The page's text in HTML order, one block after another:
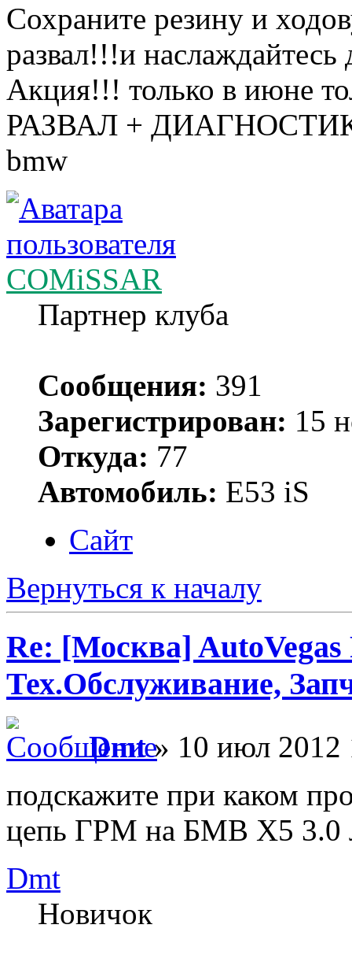
Сохраните резину и
развал!!!и
Акция!!! только в июне
РАЗВАЛ +
bmw
COMiSSAR
Партнер клуба
Сообщения: 391
Зарегистрирован: 15
Откуда: 77
Автомобиль: Е53 iS
Сайт
Вернуться к началу
Re: [Москва]
Тех.Обслуживание,
Dmt» 10 июл 2012
подскажите при каком
цепь ГРМ на БМВ Х5 3.0
Dmt
Новичок